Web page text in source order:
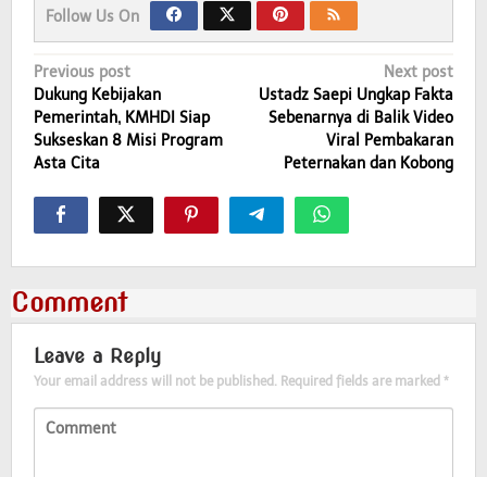
Follow Us On
Post
navigation
Previous post
Dukung Kebijakan
Pemerintah, KMHDI Siap
Sukseskan 8 Misi Program
Asta Cita
Next post
Ustadz Saepi Ungkap Fakta
Sebenarnya di Balik Video
Viral Pembakaran
Peternakan dan Kobong
Comment
Leave a Reply
Your email address will not be published. Required fields are marked *